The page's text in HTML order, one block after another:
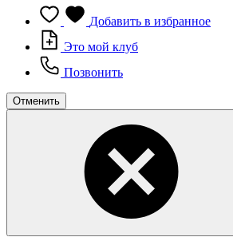
Добавить в избранное
Это мой клуб
Позвонить
Отменить